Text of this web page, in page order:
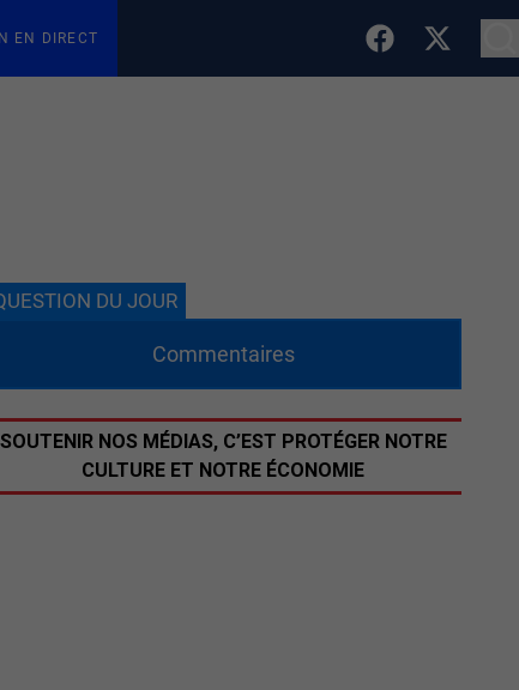
EN DIRECT
DU JOUR
Commentaires
SOUTENIR NOS MÉDIAS, C’EST PROTÉGER NOTRE
CULTURE ET NOTRE ÉCONOMIE